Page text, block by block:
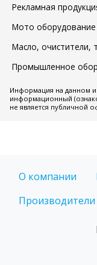
Рекламная
Мото оборудование
Масло, очистители,
Промышленное
Информация на данном
информационный
не является публичной
О компании
Производители